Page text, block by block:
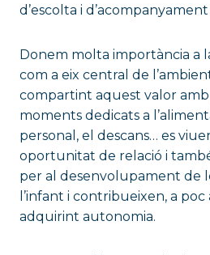
d’escolta i d’acompanyament
Donem molta importància a
com a eix central de
compartint aquest valor amb
moments dedicats a
personal, el descans… es
oportunitat de relació i
per al desenvolupament de
l’infant i contribueixen, a poc
adquirint autonomia.